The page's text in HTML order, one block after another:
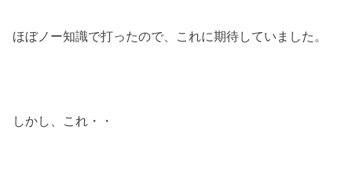
ほぼノー知識で打ったので、これに期待していました。
しかし、これ・・